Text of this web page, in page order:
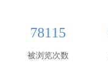
78115
被浏览次数